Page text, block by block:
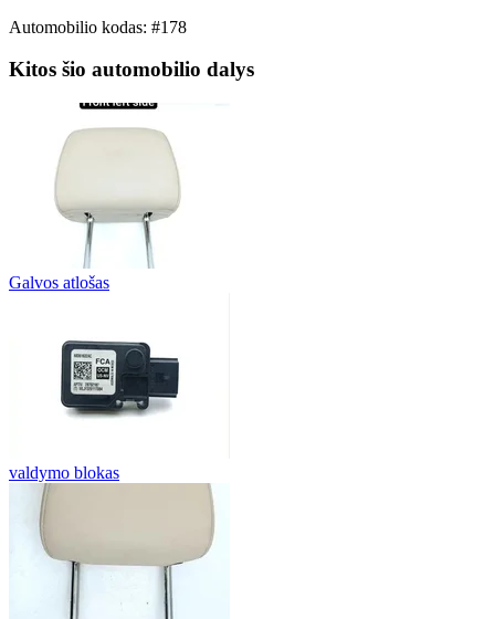
Automobilio kodas: #178
Kitos šio automobilio dalys
Galvos atlošas
valdymo blokas